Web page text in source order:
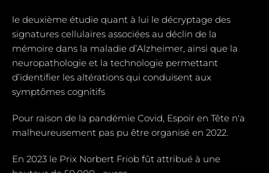
le deuxième étudie quant à lui le décryptage des
signatures cellulaires associées au déclin de la
mémoire dans la maladie d’Alzheimer, ainsi que la
neuropathologie et la technologie permettant
d’identifier les altérations qui conduisent aux
symptômes cognitifs
Pour raison de la pandémie Covid, Espoir en Tête n'a
malheureusement pas pu être organisé en 2022.
En 2023 le Prix Norbert Friob fût attribué à une